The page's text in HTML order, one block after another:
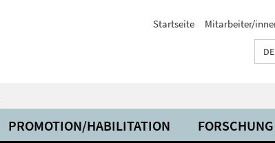
Startseite Mitarbeiter/
DE
PROMOTION/HABILITATION FORSCHUNG